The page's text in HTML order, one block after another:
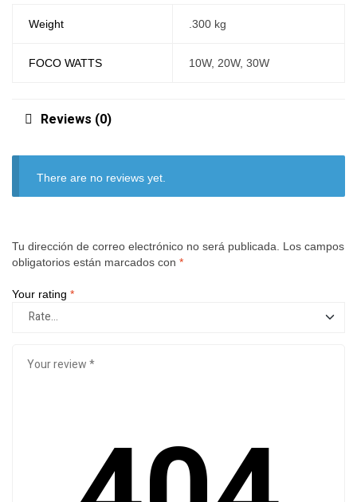
Weight .300 kg
FOCO WATTS 10W, 20W, 30W
Reviews (0)
There are no reviews yet.
Tu dirección de correo electrónico no será publicada.
Los campos
obligatorios están marcados con *
Your rating *